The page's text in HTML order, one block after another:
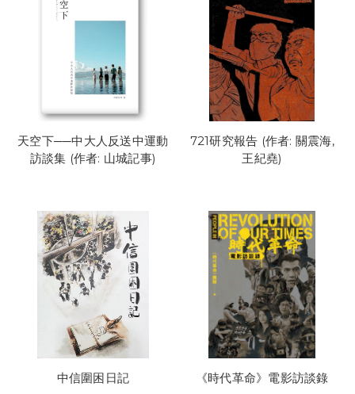
天空下──中大人反送中運動
訪談集 (作者: 山城記事)
721研究報告 (作者: 關震海,
王紀堯)
中信圍困日記 《時代革命》電影訪談錄